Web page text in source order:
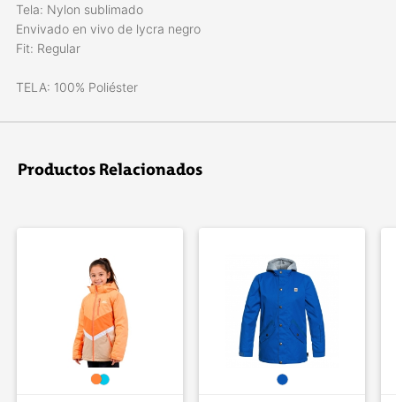
Tela: Nylon sublimado
Envivado en vivo de lycra negro
Fit: Regular
TELA: 100% Poliéster
Productos Relacionados